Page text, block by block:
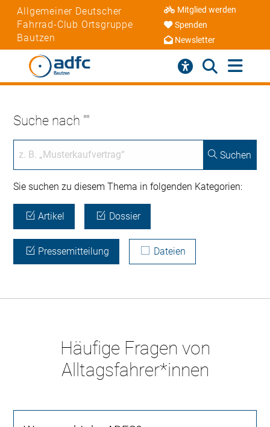
Allgemeiner Deutscher
Fahrrad-Club Ortsgruppe
Bautzen
Mitglied werden
Spenden
Newsletter
Suche nach ""
Suchen
Sie suchen zu diesem Thema in folgenden Kategorien:
Artikel Dossier
Pressemitteilung Dateien
Häufige Fragen von
Alltagsfahrer*innen